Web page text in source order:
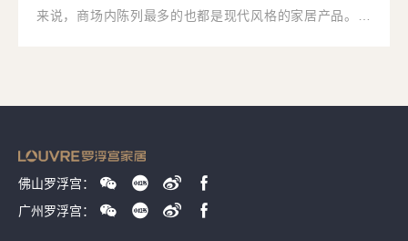
来说，商场内陈列最多的也都是现代风格的家居产品。放
佛山罗浮宫：
广州罗浮宫：